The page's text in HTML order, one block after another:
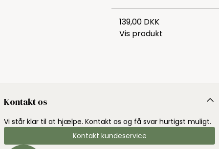
139,00 DKK
Vis produkt
Kontakt os
Vi står klar til at hjælpe. Kontakt os og få svar hurtigst muligt.
Kontakt kundeservice